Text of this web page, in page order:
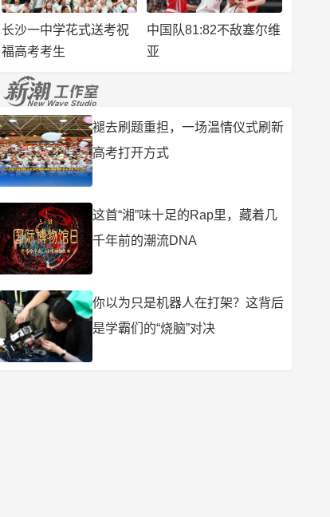
长沙一中学花式送考祝
福高考考生
中国队81:82不敌塞尔维
亚
褪去刷题重担，一场温情仪式刷新
高考打开方式
这首“湘”味十足的Rap里，藏着几
千年前的潮流DNA
你以为只是机器人在打架？这背后
是学霸们的“烧脑”对决